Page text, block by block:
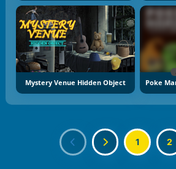
Mystery Venue Hidden Object
1 2